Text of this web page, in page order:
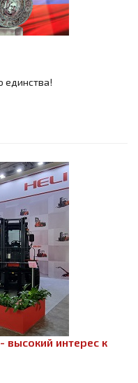
единства!
высокий интерес к